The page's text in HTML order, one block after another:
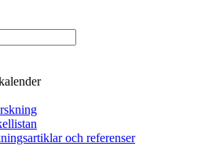
och referenser